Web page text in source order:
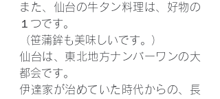
また、仙台の牛タン料理は、好物の
１つです。
（笹蒲鉾も美味しいです。）
仙台は、東北地方ナンバーワンの大
都会です。
伊達家が治めていた時代からの、長